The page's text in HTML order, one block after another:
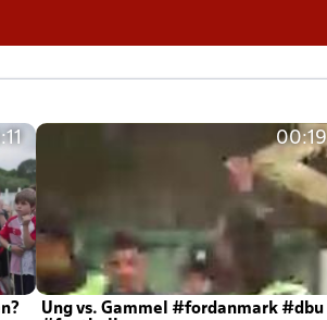
00:19
Ung vs. Gammel #fordanmark #dbu